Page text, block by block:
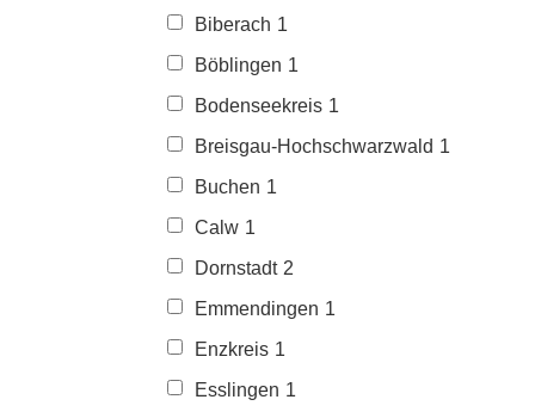
Biberach 1
Böblingen 1
Bodenseekreis 1
Breisgau-Hochschwarzwald 1
Buchen 1
Calw 1
Dornstadt 2
Emmendingen 1
Enzkreis 1
Esslingen 1